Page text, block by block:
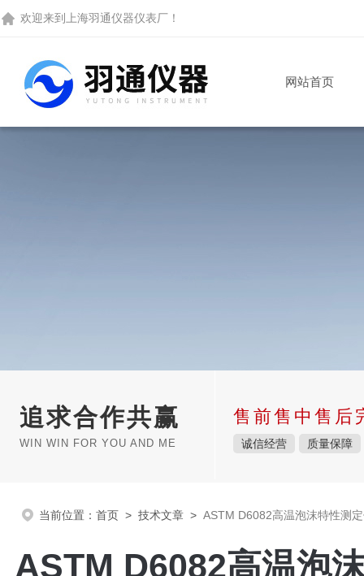
欢迎来到 上海羽通仪器仪表厂 ！
网站首页
追求合作共赢
WIN WIN FOR YOU AND ME
售前售中售后
诚信经营 质量保障
当前位置： 首页 > 技术文章 > ASTM D6082高温泡沫特性测
ASTM D6082高温泡